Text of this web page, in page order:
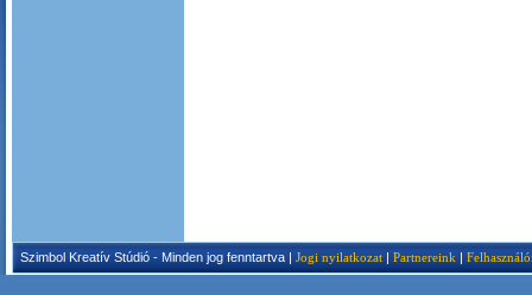
Szimbol Kreatív Stúdió - Minden jog fenntartva | Jogi nyilatkozat | Partnereink |